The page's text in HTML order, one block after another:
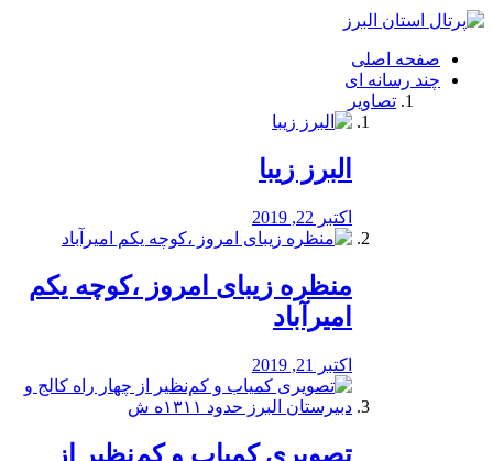
فصد
شرق
تهران
خشکشویی
صفحه اصلی
چند رسانه ای
تصاویر
البرز زیبا
اکتبر 22, 2019
منظره‌‌ زیبای امروز ،کوچه یکم
امیرآباد
اکتبر 21, 2019
️تصویری کمیاب و کم‌نظیر از